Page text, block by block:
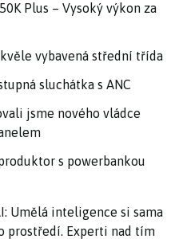
Plus – Vysoký výkon za
vybavená střední třída
sluchátka s ANC
jsme nového vládce
s powerbankou
Umělá inteligence si sama
prostředí. Experti nad tím